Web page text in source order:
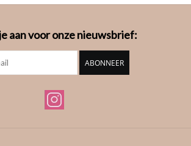
aan voor onze nieuwsbrief:
ABONNEER